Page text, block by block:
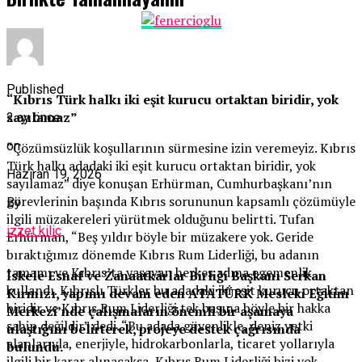
“Kıbrıs Türk halkı iki eşit kurucu ortaktan biridir, yok
sayılamaz”
“Çözümsüzlük koşullarının sürmesine izin veremeyiz. Kıbrıs
Türk halkı adadaki iki eşit kurucu ortaktan biridir, yok
sayılamaz” diye konuşan Erhürman, Cumhurbaşkanı’nın
görevlerinin başında Kıbrıs sorununun kapsamlı çözümüyle
ilgili müzakereleri yürütmek olduğunu belirtti. Tufan
Erhürman, “Beş yıldır böyle bir müzakere yok. Geride
bıraktığımız dönemde Kıbrıs Rum Liderliği, bu adanın
tamamı ve Kıbrıs’ta yaşayan herkes adına egemenlik
kullandı. Kıbrıslı Türkler bu adadaki iki eşit kurucu ortaktan
biridir ve Kıbrıs Rum Liderliği tek başına böyle bir hakka
sahip değildir” dedi. “Bu adada güvenlikle, deniz yetki
alanlarıyla, enerjiyle, hidrokarbonlarla, ticaret yollarıyla
Published
2 ay önce
on
Haziran 19, 2026
By
izzet kilic
İskele Esnaf ve Zanaatkârlar Birliği Başkanı Serkan
Kırmızı, yapımı devam eden ATATÜRK Mesleki Eğitim
Merkezi’nde çalışmaların önemli bir aşamaya
ulaştığını belirterek, projeye destek çağrısında
bulundu.